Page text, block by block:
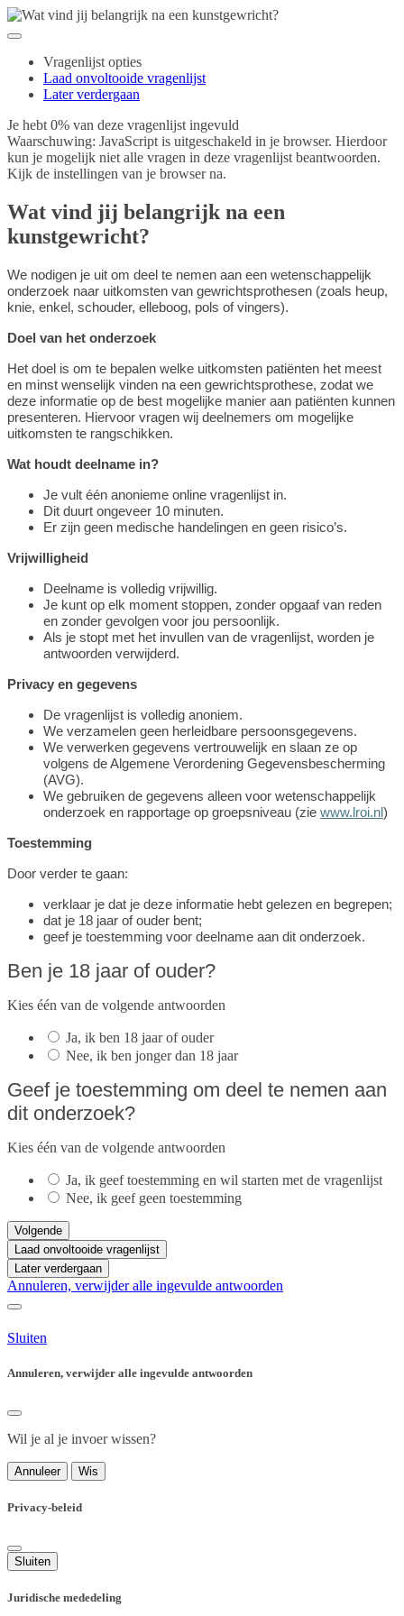
Vragenlijst opties
Laad onvoltooide vragenlijst
Later verdergaan
Je hebt 0% van deze vragenlijst ingevuld
Waarschuwing: JavaScript is uitgeschakeld in je browser. Hierdoor
kun je mogelijk niet alle vragen in deze vragenlijst beantwoorden.
Kijk de instellingen van je browser na.
Wat vind jij belangrijk na een
kunstgewricht?
We nodigen je uit om deel te nemen aan een wetenschappelijk
onderzoek naar uitkomsten van gewrichtsprothesen (zoals heup,
knie, enkel, schouder, elleboog, pols of vingers).
Doel van het onderzoek
Het doel is om te bepalen welke uitkomsten patiënten het meest
en minst wenselijk vinden na een gewrichtsprothese, zodat we
deze informatie op de best mogelijke manier aan patiënten kunnen
presenteren. Hiervoor vragen wij deelnemers om mogelijke
uitkomsten te rangschikken.
Wat houdt deelname in?
Je vult één anonieme online vragenlijst in.
Dit duurt ongeveer 10 minuten.
Er zijn geen medische handelingen en geen risico’s.
Vrijwilligheid
Deelname is volledig vrijwillig.
Je kunt op elk moment stoppen, zonder opgaaf van reden
en zonder gevolgen voor jou persoonlijk.
Als je stopt met het invullen van de vragenlijst, worden je
antwoorden verwijderd.
Privacy en gegevens
De vragenlijst is volledig anoniem.
We verzamelen geen herleidbare persoonsgegevens.
We verwerken gegevens vertrouwelijk en slaan ze op
volgens de Algemene Verordening Gegevensbescherming
(AVG).
We gebruiken de gegevens alleen voor wetenschappelijk
onderzoek en rapportage op groepsniveau (zie www.lroi.nl)
Toestemming
Door verder te gaan:
verklaar je dat je deze informatie hebt gelezen en begrepen;
dat je 18 jaar of ouder bent;
geef je toestemming voor deelname aan dit onderzoek.
Ben je 18 jaar of ouder?
Kies één van de volgende antwoorden
Ja, ik ben 18 jaar of ouder
Nee, ik ben jonger dan 18 jaar
Geef je toestemming om deel te nemen aan
dit onderzoek?
Kies één van de volgende antwoorden
Ja, ik geef toestemming en wil starten met de vragenlijst
Nee, ik geef geen toestemming
Volgende
Laad onvoltooide vragenlijst
Later verdergaan
Annuleren, verwijder alle ingevulde antwoorden
Sluiten
Annuleren, verwijder alle ingevulde antwoorden
Wil je al je invoer wissen?
Annuleer Wis
Privacy-beleid
Sluiten
Juridische mededeling